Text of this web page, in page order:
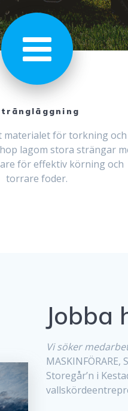
materialet för torkning och
lagom stora strängar
för effektiv körning och
torrare foder.
Jobba
Vi söker
MASKINFÖRARE,
Storegår’n i